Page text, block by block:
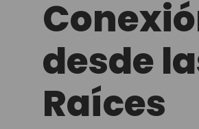
desde
Raíces